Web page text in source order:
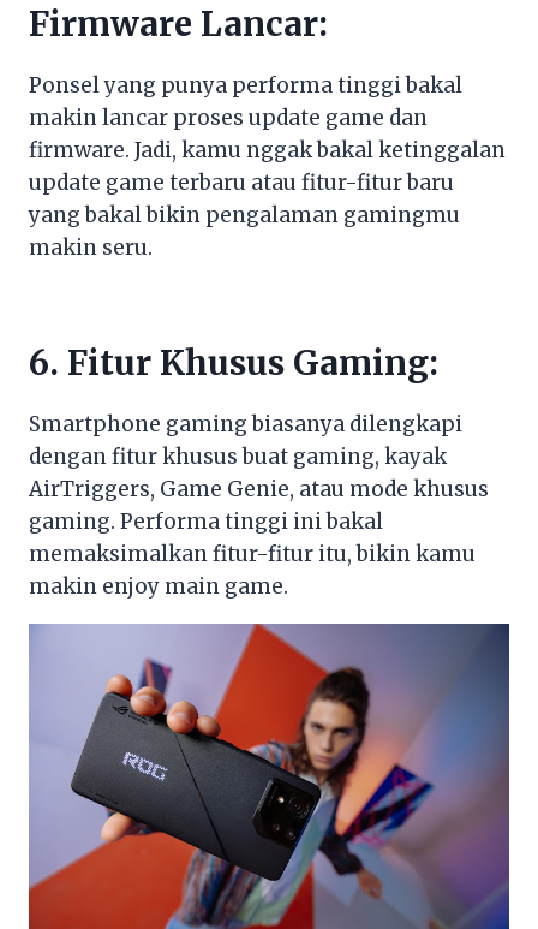
Firmware Lancar:
Ponsel yang punya performa tinggi bakal
makin lancar proses update game dan
firmware. Jadi, kamu nggak bakal ketinggalan
update game terbaru atau fitur-fitur baru
yang bakal bikin pengalaman gamingmu
makin seru.
6. Fitur Khusus Gaming:
Smartphone gaming biasanya dilengkapi
dengan fitur khusus buat gaming, kayak
AirTriggers, Game Genie, atau mode khusus
gaming. Performa tinggi ini bakal
memaksimalkan fitur-fitur itu, bikin kamu
makin enjoy main game.